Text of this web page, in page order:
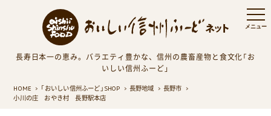
長寿日本一の恵み。バラエティ豊かな、信州の農畜産物と食文化「お
いしい信州ふーど」
HOME 「おいしい信州ふーど」SHOP 長野地域
長野市
小川の庄 おやき村 長野駅本店